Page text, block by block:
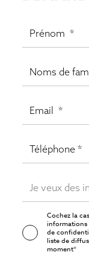
Cochez la
de
liste de
moment*